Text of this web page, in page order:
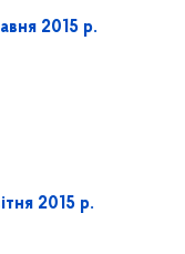
2015 р.
2015 р.